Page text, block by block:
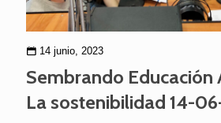
14 junio, 2023
Sembrando Educación
La sostenibilidad 14-